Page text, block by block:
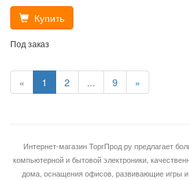
Купить
Под заказ
« 1 2 ... 9 »
Интернет-магазин ТоргПрод ру предлагает
компьютерной и бытовой электроники,
дома, оснащения офисов, развивающие игры и